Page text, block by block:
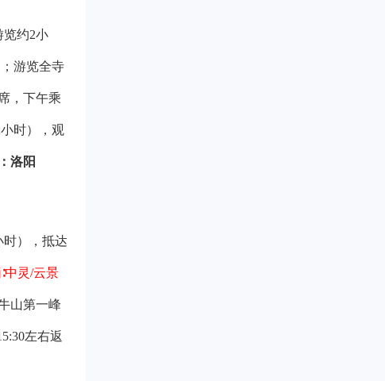
览约2小
游览全寺
，下午乘
小时），观
洛阳
时），抵达
中灵/云景
山第一峰
左右返